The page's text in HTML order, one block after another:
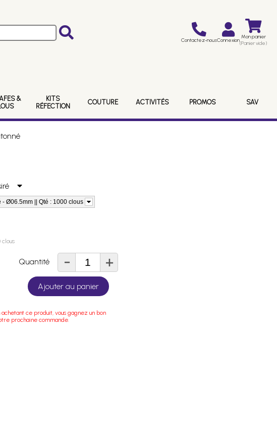
Contactez-nousConnexion Mon panier
(Panier vide)
&
KITS
RÉFECTION
COUTURE ACTIVITÉS PROMOS SAV
Ø06.5mm || Qté : 1000 clous
clous
Quantité - +
Ajouter au panier
ce produit, vous gagnez un bon
prochaine commande.